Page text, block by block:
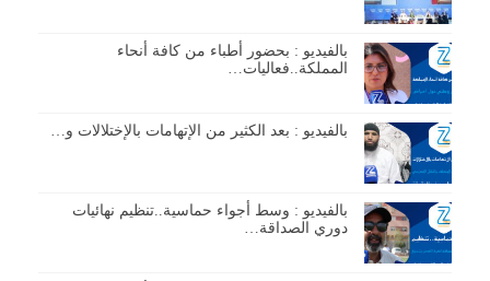
بالفيديو : بحضور أطباء من كافة أنحاء
المملكة..فعاليات…
بالفيديو : بعد الكثير من الإتهامات بالإختلالات و…
بالفيديو : وسط أجواء حماسية..تنظيم نهائيات
دوري الصداقة…